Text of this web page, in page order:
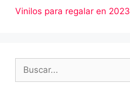
Vinilos para regalar en 2023
Buscar: